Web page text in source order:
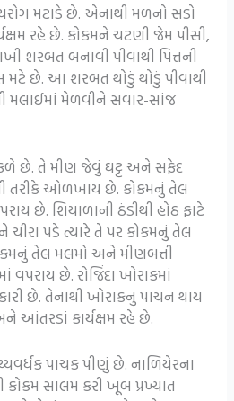
મટાડે છે. એનાથી મળનો સડો
રહે છે. કોકમને ચટણી જેમ પીસી,
શરબત બનાવી પીવાથી પિત્તની
મટે છે. આ શરબત થોડું થોડું પીવાથી
મલાઈમાં મેળવીને સવાર-સાંજ
છે. તે મીણ જેવું ઘટ્ટ અને સફેદ
તરીકે ઓળખાય છે. કોકમનું તેલ
છે. શિયાળાની ઠંડીથી હોઠ ફાટે
ચીરા પડે ત્યારે તે પર કોકમનું તેલ
તેલ મલમો અને મીણબત્તી
છે. રોજિંદા ખોરાકમાં
છે. તેનાથી ખોરાકનું પાચન થાય
કાર્યક્ષમ રહે છે.
પાચક પીણું છે. નાળિયેરના
સાલમ કરી ખૂબ પ્રખ્યાત